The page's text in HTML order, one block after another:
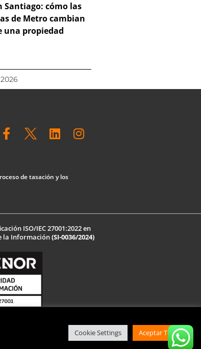
Santiago: cómo las
de Metro cambian
una propiedad
F
a
b
k
-
f
L
i
e
n
I
n
a
m
de tasación y los
ISO/IEC 27001:2022 en
la Información(SI-0036/2024)
de la InformaciónCookie Settings Aceptar Todas